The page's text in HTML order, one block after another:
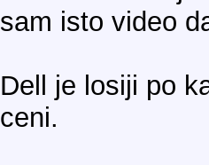
sam isto video
Dell je losiji po
ceni.